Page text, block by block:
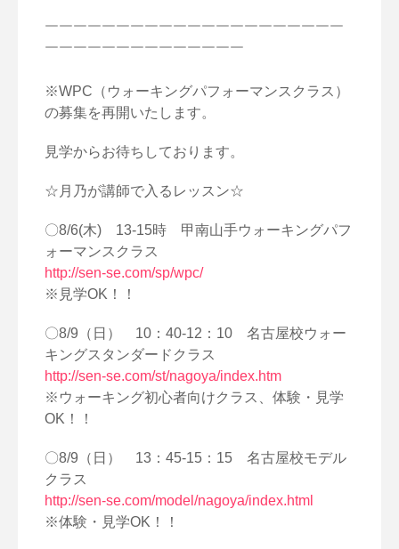
￣￣￣￣￣￣￣￣￣￣￣￣￣￣￣￣￣￣￣￣￣
￣￣￣￣￣￣￣￣￣￣￣￣￣￣
※WPC（ウォーキングパフォーマンスクラス）
の募集を再開いたします。
見学からお待ちしております。
☆月乃が講師で入るレッスン☆
〇8/6(木) 13-15時 甲南山手ウォーキングパフ
ォーマンスクラス
http://sen-se.com/sp/wpc/
※見学OK！！
〇8/9（日） 10：40-12：10 名古屋校ウォー
キングスタンダードクラス
http://sen-se.com/st/nagoya/index.htm
※ウォーキング初心者向けクラス、体験・見学
OK！！
〇8/9（日） 13：45-15：15 名古屋校モデル
クラス
http://sen-se.com/model/nagoya/index.html
※体験・見学OK！！